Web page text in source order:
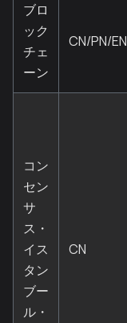
ブロ
ック
チェ
ーン
CN/PN/EN
コン
セン
サ
ス・
イス
タン
ブー
ル・
CN